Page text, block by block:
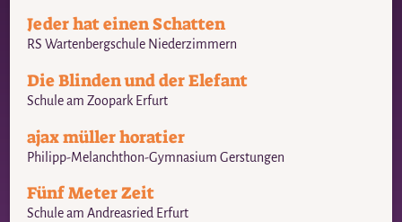
Jeder hat einen Schatten
RS Wartenbergschule Niederzimmern
Die Blinden und der Elefant
Schule am Zoopark Erfurt
ajax müller horatier
Philipp-Melanchthon-Gymnasium Gerstungen
Fünf Meter Zeit
Schule am Andreasried Erfurt